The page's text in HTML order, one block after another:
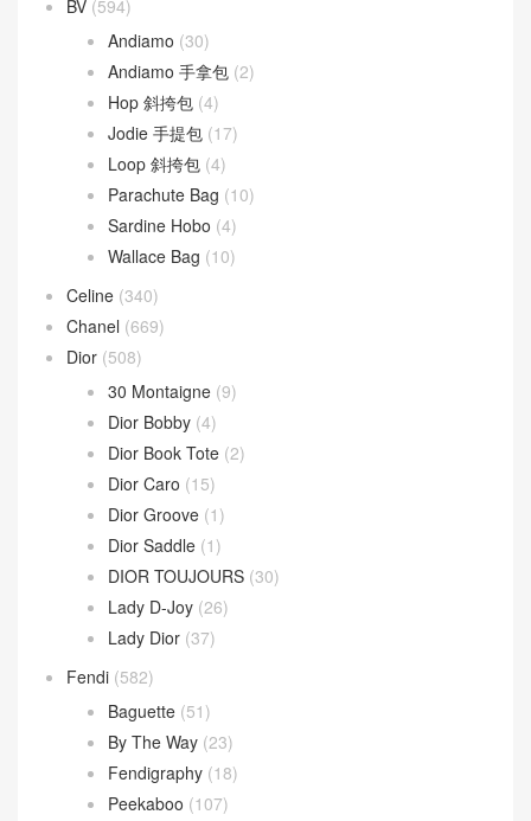
BV (594)
Andiamo (30)
Andiamo 手拿包 (2)
Hop 斜挎包 (4)
Jodie 手提包 (17)
Loop 斜挎包 (4)
Parachute Bag (10)
Sardine Hobo (4)
Wallace Bag (10)
Celine (340)
Chanel (669)
Dior (508)
30 Montaigne (9)
Dior Bobby (4)
Dior Book Tote (2)
Dior Caro (15)
Dior Groove (1)
Dior Saddle (1)
DIOR TOUJOURS (30)
Lady D-Joy (26)
Lady Dior (37)
Fendi (582)
Baguette (51)
By The Way (23)
Fendigraphy (18)
Peekaboo (107)